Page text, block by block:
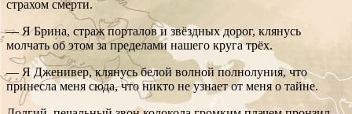
страхом смерти.
— Я Брина, страж порталов и звёздных дорог, клянусь
молчать об этом за пределами нашего круга трёх.
— Я Дженивер, клянусь белой волной полнолуния, что
принесла меня сюда, что никто не узнает от меня о тайне.